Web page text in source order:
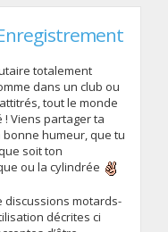
Enregistrement
totalement
dans un club ou
tout le monde
Viens partager ta
humeur, que tu
soit ton
ou la cylindrée
discussions motards-
décrites ci